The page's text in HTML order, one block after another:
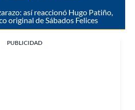
así reaccionó Hugo Patiño,
original de Sábados Felices
PUBLICIDAD